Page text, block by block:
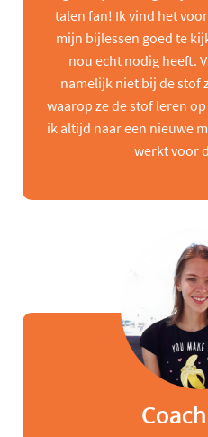
talen fan! Ik vind het
mijn bijlessen goed te
nou echt nodig heeft.
namelijk niet bij de stof
waarop ze de stof leren
ik altijd naar een nieuwe
werkt voor